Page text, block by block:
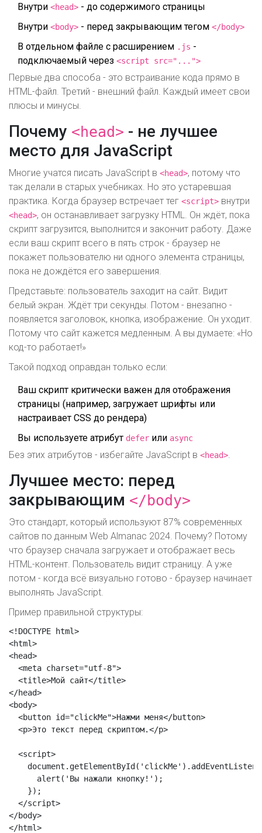
Внутри <head> - до содержимого страницы
Внутри <body> - перед закрывающим тегом </body>
В отдельном файле с расширением .js -
подключаемый через <script src="...">
Первые два способа - это встраивание кода прямо в
HTML-файл. Третий - внешний файл. Каждый имеет свои
плюсы и минусы.
Почему <head> - не лучшее
место для JavaScript
Многие учатся писать JavaScript в <head>, потому что
так делали в старых учебниках. Но это устаревшая
практика. Когда браузер встречает тег <script> внутри
<head>, он останавливает загрузку HTML. Он ждёт, пока
скрипт загрузится, выполнится и закончит работу. Даже
если ваш скрипт всего в пять строк - браузер не
покажет пользователю ни одного элемента страницы,
пока не дождётся его завершения.
Представьте: пользователь заходит на сайт. Видит
белый экран. Ждёт три секунды. Потом - внезапно -
появляется заголовок, кнопка, изображение. Он уходит.
Потому что сайт кажется медленным. А вы думаете: «Но
код-то работает!»
Такой подход оправдан только если:
Ваш скрипт критически важен для отображения
страницы (например, загружает шрифты или
настраивает CSS до рендера)
Вы используете атрибут defer или async
Без этих атрибутов - избегайте JavaScript в <head>.
Лучшее место: перед
закрывающим </body>
Это стандарт, который используют 87% современных
сайтов по данным Web Almanac 2024. Почему? Потому
что браузер сначала загружает и отображает весь
HTML-контент. Пользователь видит страницу. А уже
потом - когда всё визуально готово - браузер начинает
выполнять JavaScript.
Пример правильной структуры:
<!DOCTYPE html>
<html>
<head>
  <meta charset="utf-8">
  <title>Мой сайт</title>
</head>
<body>
  <button id="clickMe">Нажми меня</button>
  <p>Это текст перед скриптом.</p>
  <script>
      alert('Вы нажали кнопку!');
    });
  </script>
</body>
</html>